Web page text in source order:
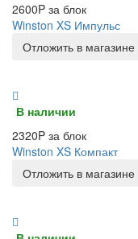
2600P за блок
Winston XS Импульс
Отложить в магазине
В наличии
2320P за блок
Winston XS Компакт
Отложить в магазине